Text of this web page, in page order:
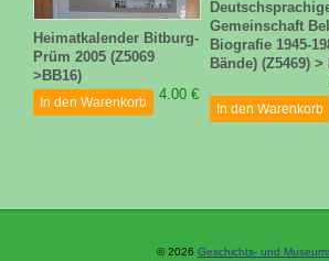
Heimatkalender Bitburg-
Prüm 2005 (Z5069
>BB16)
4.00 €
In den Warenkorb
Gemeinschaft
Biografie 1945-
Bände) (Z5469) >
In den Warenkorb
© 2026 Geschichts- und